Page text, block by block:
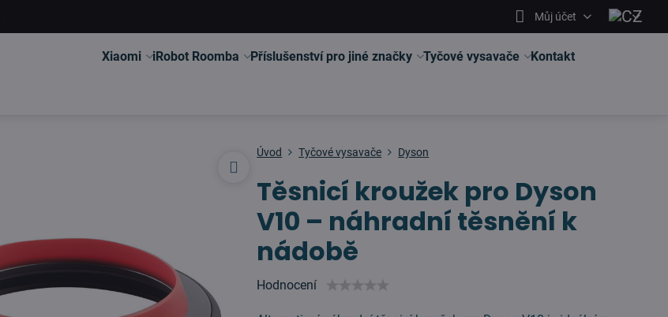
Můj účet
Xiaomi iRobot Roomba Příslušenství pro jiné značky Tyčové vysavače Kontakt
Úvod Tyčové vysavače Dyson
Těsnicí kroužek pro Dyson
V10 – náhradní těsnění k
nádobě
Hodnocení